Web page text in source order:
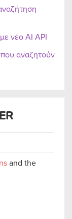
and the
νέο AI API
αναζητούν